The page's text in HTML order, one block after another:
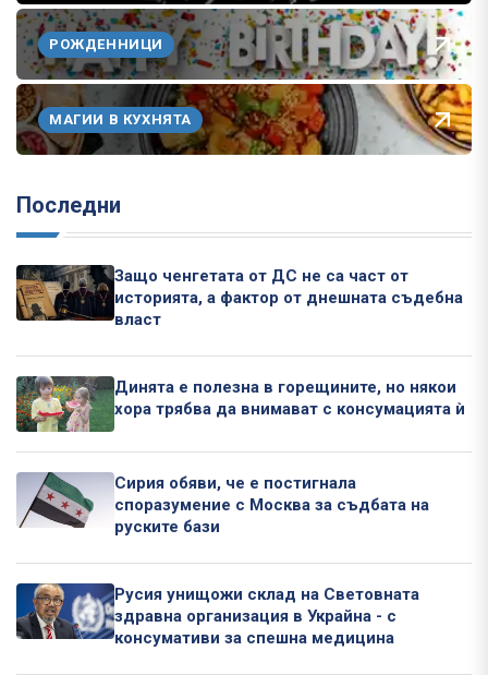
РОЖДЕННИЦИ
МАГИИ В КУХНЯТА
Последни
Защо ченгетата от ДС не са част от
историята, а фактор от днешната съдебна
власт
Динята е полезна в горещините, но някои
хора трябва да внимават с консумацията ѝ
Сирия обяви, че е постигнала
споразумение с Москва за съдбата на
руските бази
Русия унищожи склад на Световната
здравна организация в Украйна - с
консумативи за спешна медицина